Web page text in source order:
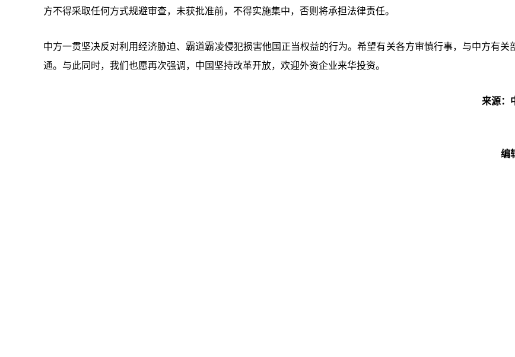
方不得采取任何方式规避审查，未获批准前，不得实施集中，否则将承担法律责任。
中方一贯坚决反对利用经济胁迫、霸道霸凌侵犯损害他国正当权益的行为。希望有关各方审慎行事，与中方有关
通。 与此同时，我们也愿再次强调，中国坚持改革开放，欢迎外资企业来华投资。
来源：
编